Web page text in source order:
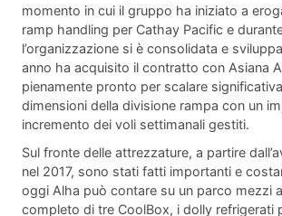
momento in cui il gruppo ha iniziato a
ramp handling per Cathay Pacific e
l’organizzazione si è consolidata e
anno ha acquisito il contratto con Asiana
pienamente pronto per scalare
dimensioni della divisione rampa con un
incremento dei voli settimanali gestiti.
Sul fronte delle attrezzature, a partire
nel 2017, sono stati fatti importanti e
oggi Alha può contare su un parco mezzi
completo di tre CoolBox, i dolly refrigerati